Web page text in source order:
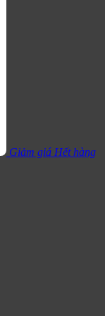
Giảm giá Hết hàng